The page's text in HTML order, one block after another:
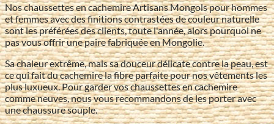
Nos chaussettes en cachemire Artisans Mongols pour hommes
et femmes avec des finitions contrastées de couleur naturelle
sont les préférées des clients, toute l'année, alors pourquoi ne
pas vous offrir une paire fabriquée en Mongolie.
Sa chaleur extrême, mais sa douceur délicate contre la peau, est
ce qui fait du cachemire la fibre parfaite pour nos vêtements les
plus luxueux. Pour garder vos chaussettes en cachemire
comme neuves, nous vous recommandons de les porter avec
une chaussure souple.